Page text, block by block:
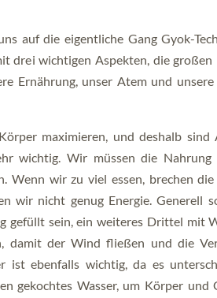
YOGA
DES GEISTES
auf die eigentliche Gang Gyok-
drei wichtigen Aspekten, die großen
Ernährung, unser Atem und unsere
maximieren, und deshalb sind
wichtig. Wir müssen die Nahrung
Wenn wir zu viel essen, brechen die
wir nicht genug Energie. Generell
gefüllt sein, ein weiteres Drittel mit
damit der Wind fließen und die
ist ebenfalls wichtig, da es
gekochtes Wasser, um Körper und